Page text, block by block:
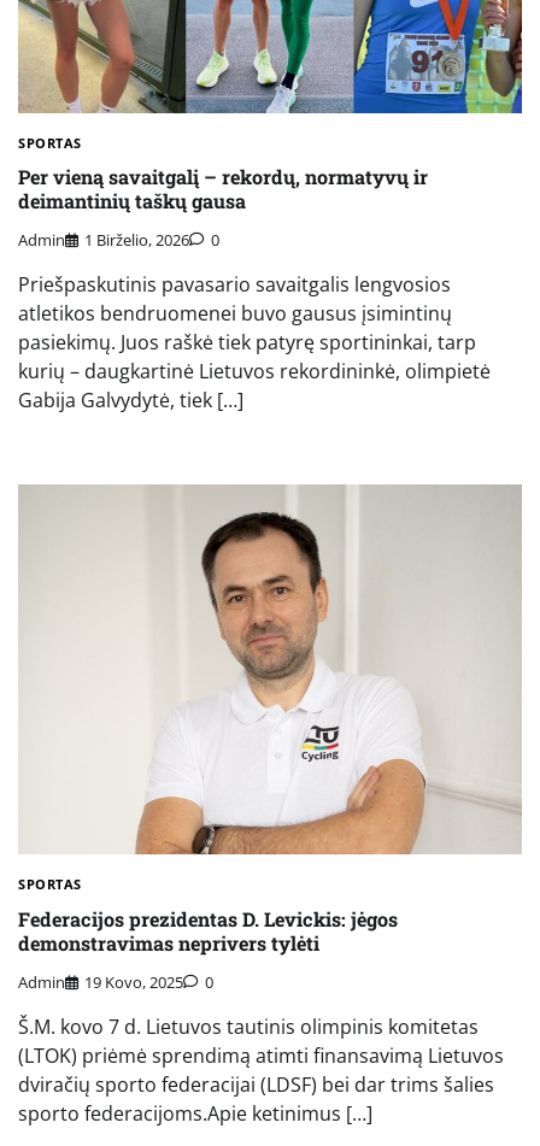
SPORTAS
Per vieną savaitgalį – rekordų, normatyvų ir
deimantinių taškų gausa
Admin 1 Birželio, 2026 0
Priešpaskutinis pavasario savaitgalis lengvosios
atletikos bendruomenei buvo gausus įsimintinų
pasiekimų. Juos raškė tiek patyrę sportininkai, tarp
kurių – daugkartinė Lietuvos rekordininkė, olimpietė
Gabija Galvydytė, tiek […]
SPORTAS
Federacijos prezidentas D. Levickis: jėgos
demonstravimas neprivers tylėti
Admin 19 Kovo, 2025 0
Š.M. kovo 7 d. Lietuvos tautinis olimpinis komitetas
(LTOK) priėmė sprendimą atimti finansavimą Lietuvos
dviračių sporto federacijai (LDSF) bei dar trims šalies
sporto federacijoms.Apie ketinimus […]